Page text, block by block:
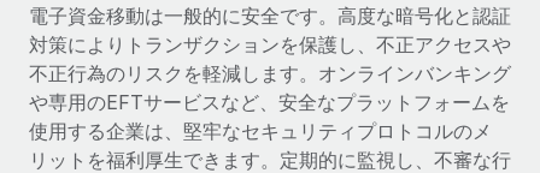
電子資金移動は一般的に安全です。高度な暗号化と認証
対策によりトランザクションを保護し、不正アクセスや
不正行為のリスクを軽減します。オンラインバンキング
や専用のEFTサービスなど、安全なプラットフォームを
使用する企業は、堅牢なセキュリティプロトコルのメ
リットを福利厚生できます。定期的に監視し、不審な行